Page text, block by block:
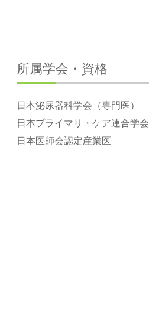
所属学会・資格
日本泌尿器科学会（専門医）
日本プライマリ・ケア連合学会
日本医師会認定産業医